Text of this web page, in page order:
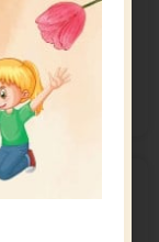
79.00
הוספה
קיים